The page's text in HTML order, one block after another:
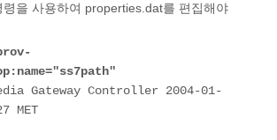
령을 사용하여 properties.dat를 편집해야
MET